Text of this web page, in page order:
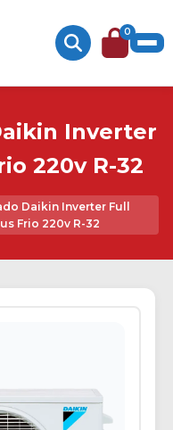
0
Inverter
220v R-32
Daikin Inverter Full
Frio 220v R-32